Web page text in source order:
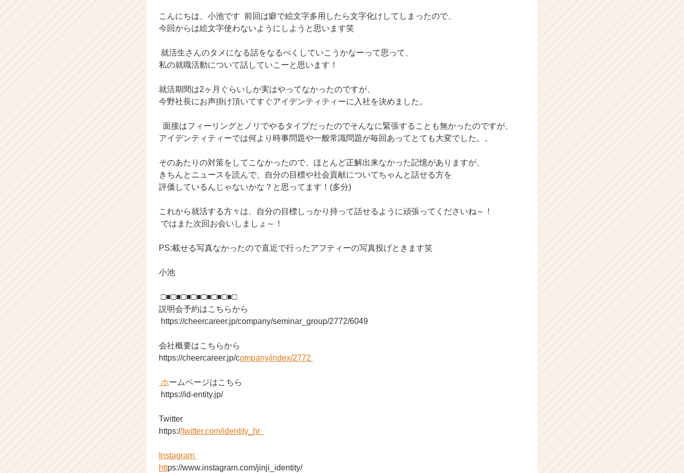
こんにちは、小池です 前回は癖で絵文字多用したら文字化けしてしまったので、
今回からは絵文字使わないようにしようと思います笑
就活生さんのタメになる話をなるべくしていこうかなーって思って、
私の就職活動について話していこーと思います！
就活期間は2ヶ月ぐらいしか実はやってなかったのですが、
今野社長にお声掛け頂いてすぐアイデンティティーに入社を決めました。
面接はフィーリングとノリでやるタイプだったのでそんなに緊張することも無かったのですが、
アイデンティティーでは何より時事問題や一般常識問題が毎回あってとても大変でした。。
そのあたりの対策をしてこなかったので、ほとんど正解出来なかった記憶がありますが、
きちんとニュースを読んで、自分の目標や社会貢献についてちゃんと話せる方を
評価しているんじゃないかな？と思ってます！(多分)
これから就活する方々は、自分の目標しっかり持って話せるように頑張ってくださいね～！
ではまた次回お会いしましょ～！
PS:載せる写真なかったので直近で行ったアフティーの写真投げときます笑
小池
□■□■□■□■□■□■□■□
説明会予約はこちらから
https://cheercareer.jp/company/seminar_group/2772/6049
会社概要はこちらから
https://cheercareer.jp/company/index/2772
ホームページはこちら
https://id-entity.jp/
Twitter
https://twitter.com/identity_hr
Instagram
https://www.instagram.com/jinji_identity/